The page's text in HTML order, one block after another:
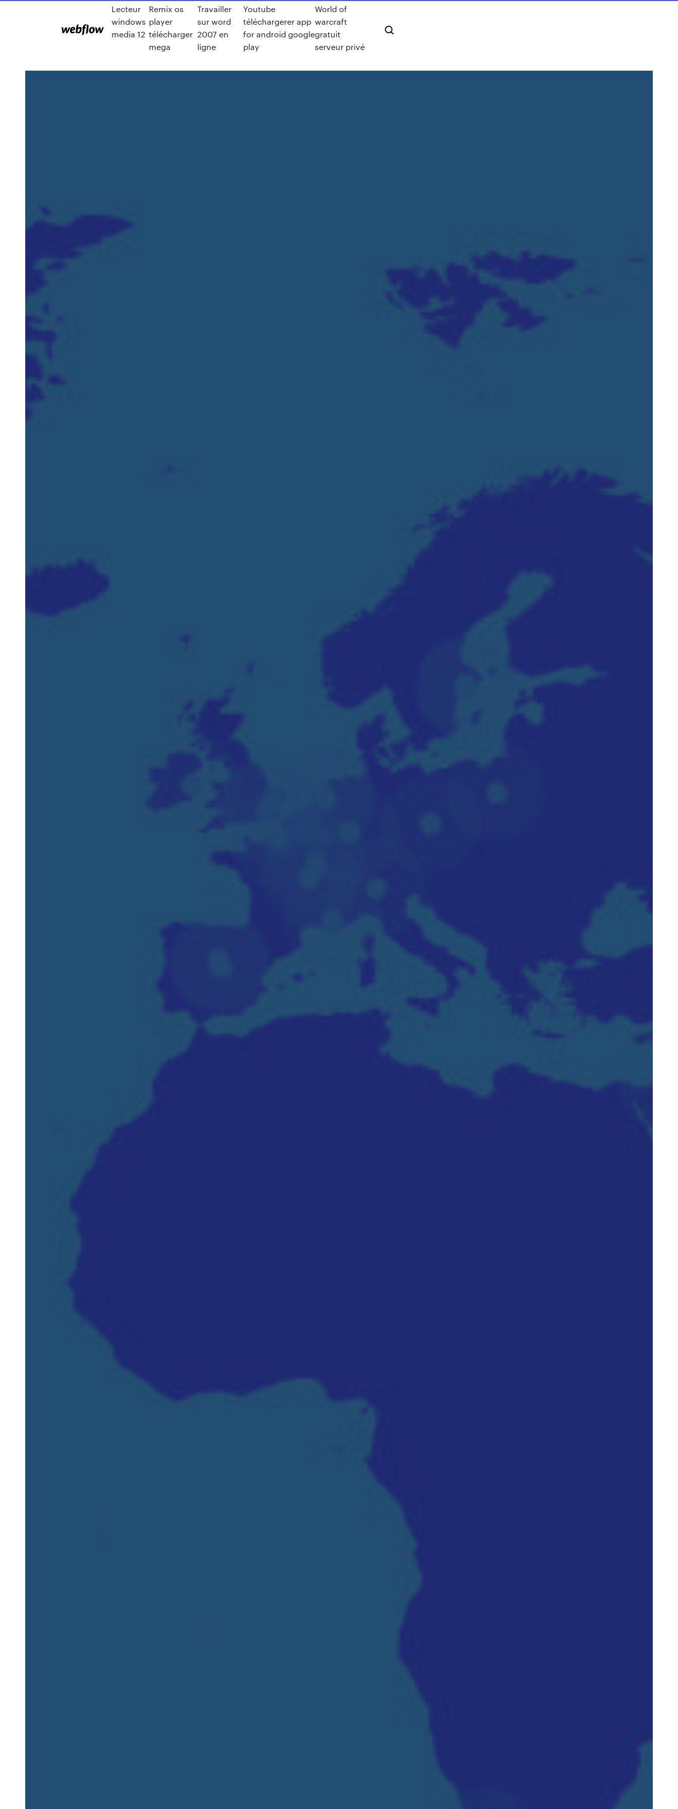
Lecteur
windows
media 12
Remix os
player
télécharger
mega
Travailler
sur word
2007 en
ligne
Youtube
téléchargerer app
for android google
play
World of
warcraft
gratuit
serveur privé